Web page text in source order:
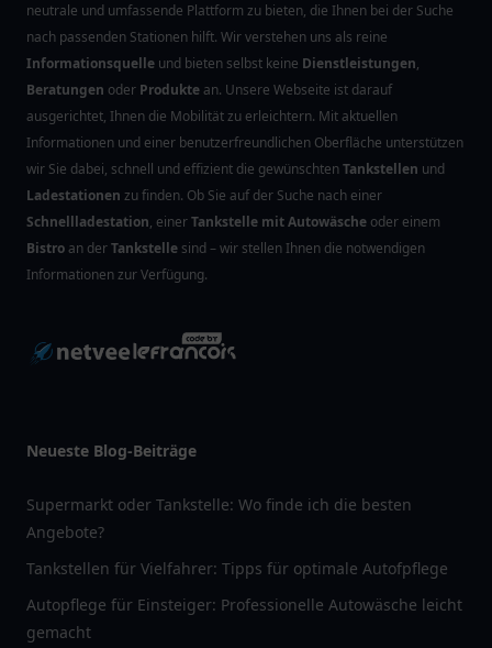
neutrale und umfassende Plattform zu bieten, die Ihnen bei der Suche
nach passenden Stationen hilft. Wir verstehen uns als reine
Informationsquelle und bieten selbst keine Dienstleistungen,
Beratungen oder Produkte an. Unsere Webseite ist darauf
ausgerichtet, Ihnen die Mobilität zu erleichtern. Mit aktuellen
Informationen und einer benutzerfreundlichen Oberfläche unterstützen
wir Sie dabei, schnell und effizient die gewünschtenTankstellen und
Ladestationen zu finden. Ob Sie auf der Suche nach einer
Schnellladestation, einerTankstelle mit Autowäsche oder einem
Bistro an derTankstelle sind – wir stellen Ihnen die notwendigen
Informationen zur Verfügung.
Neueste Blog-Beiträge
Supermarkt oder Tankstelle: Wo finde ich die besten
Angebote?
Tankstellen für Vielfahrer: Tipps für optimale Autofpflege
Autopflege für Einsteiger: Professionelle Autowäsche leicht
gemacht